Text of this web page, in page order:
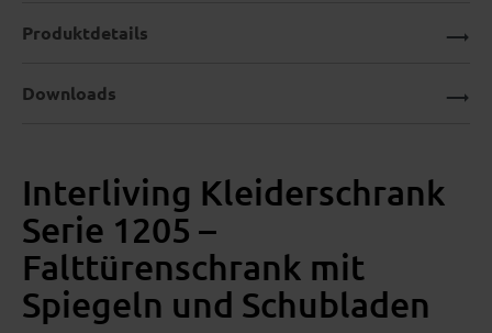
Interliving Kleiderschrank
Serie 1205 –
Falttürenschrank mit
Spiegeln und Schubladen
Produktdetails
Downloads